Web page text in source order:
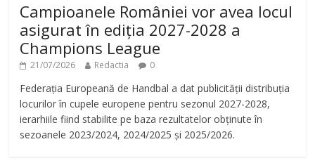
Campioanele României vor avea locul
asigurat în ediția 2027-2028 a
Champions League
21/07/2026 Redactia 0
Federația Europeană de Handbal a dat publicității distribuția
locurilor în cupele europene pentru sezonul 2027-2028,
ierarhiile fiind stabilite pe baza rezultatelor obținute în
sezoanele 2023/2024, 2024/2025 și 2025/2026.